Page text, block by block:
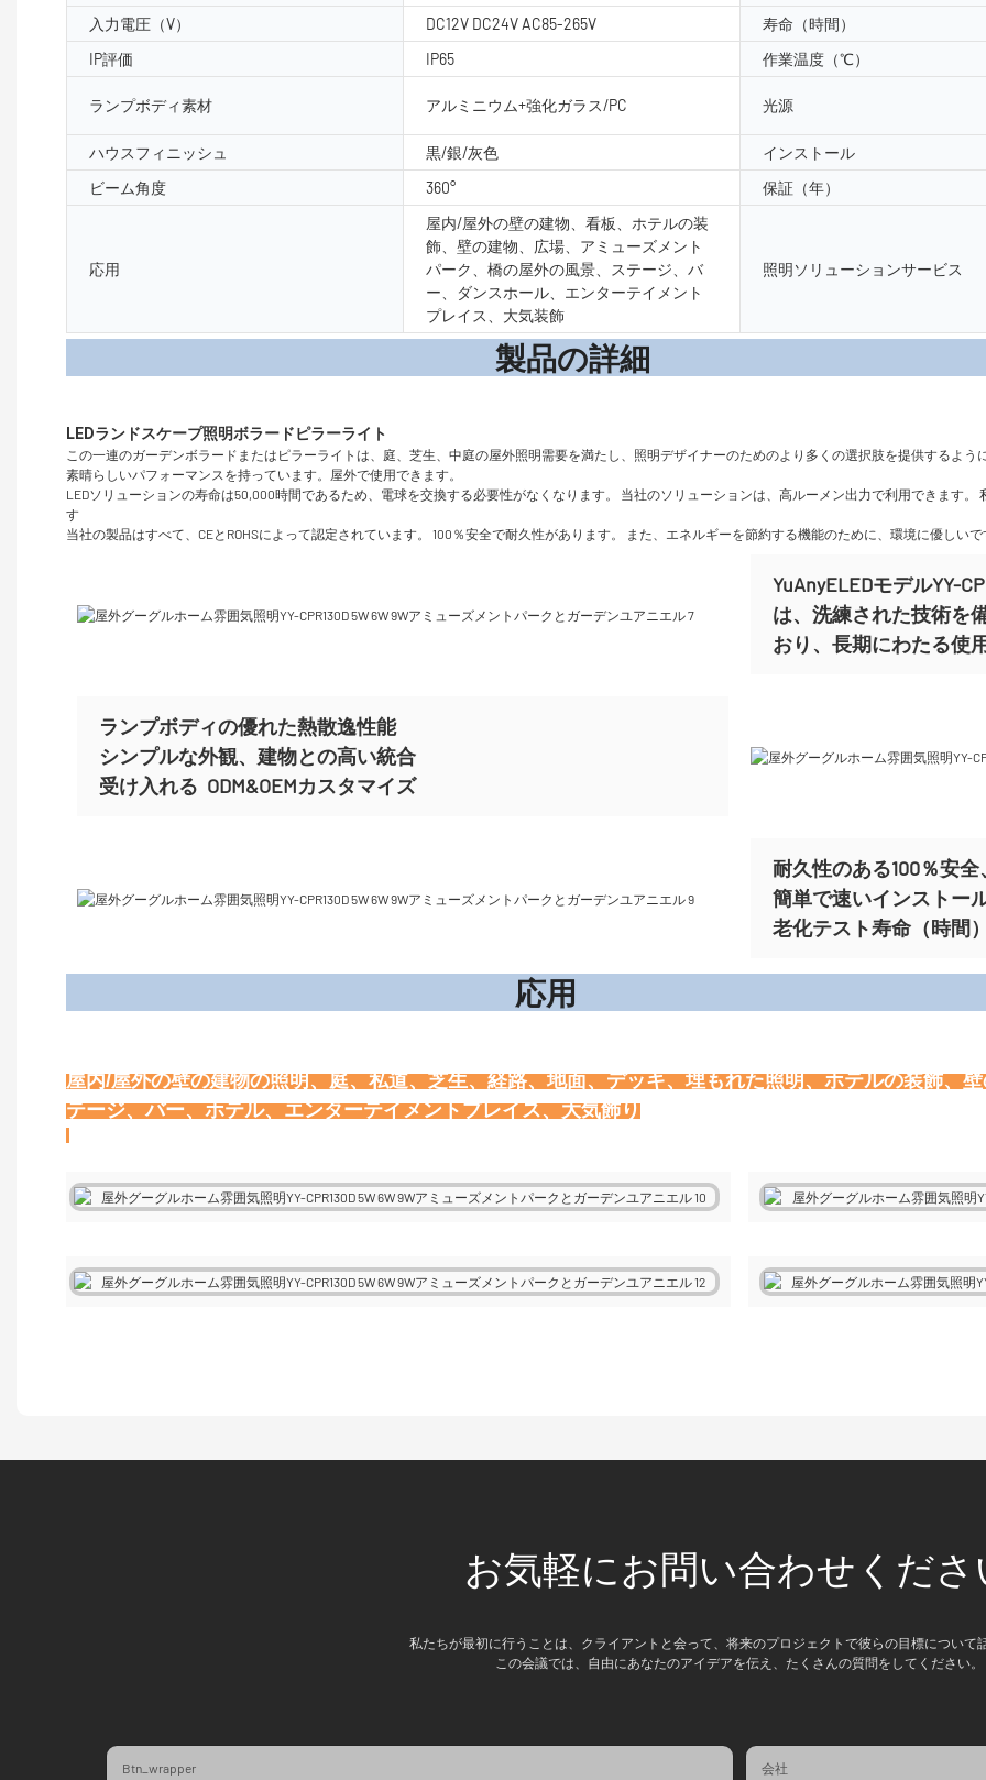
入力電圧（V）
DC12V DC24V AC85-265V
寿命（時間）
IP評価
IP65 作業温度（℃）
ランプボディ素材 アルミニウム+強化ガラス/PC 光源
ハウスフィニッシュ 黒/銀/灰色
インストール
ビーム角度
360° 保証（年）
応用
屋内/屋外の壁の建物、看板、ホテルの装
飾、壁の建物、広場、アミューズメント
パーク、橋の屋外の風景、ステージ、バ
ー、ダンスホール、エンターテイメント
プレイス、大気装飾
照明ソリューションサービス
製品の詳
この一連のガーデンボラードまたはピラーライトは、庭、芝生、中庭の屋外照明需要を満たし、照明デザイナーのためのより多くの選択肢を提供するよ
素晴らしいパフォーマンスを持っています。屋外で使用できます。
LEDソリューションの寿命は50,000時間であるため、電球を交換する必要性がなくなります。 当社のソリューションは、高ルーメン出力で利用できます
す
当社の製品はすべて、CEとROHSによって認定されています。 100％安全で耐久性があります。 また、エネルギーを節約する機能のために、環境に優しいで
YuAnyELEDモデルYY-
は、洗練された技術を
おり、長期にわたる使
ランプボディの優れた熱散逸性能
シンプルな外観、建物との高い統合
受け入れる ODM&OEMカスタマイズ
耐久性のある100％安全
簡単で速いインストー
老化テスト寿命（時間
応
屋内/屋外の壁の建物の照明、庭、私道、芝生、経路、地面、デッキ、埋もれた照明、ホテルの装飾、
お気軽にお問い合わせくださ
私たちが最初に行うことは、クライアントと会って、将来のプロジェクトで彼らの目標について
この会議では、自由にあなたのアイデアを伝え、たくさんの質問をしてください。
Btn_wrapper 会社